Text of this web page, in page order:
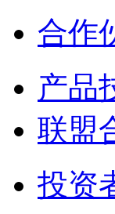
合作
产品
联盟
投资